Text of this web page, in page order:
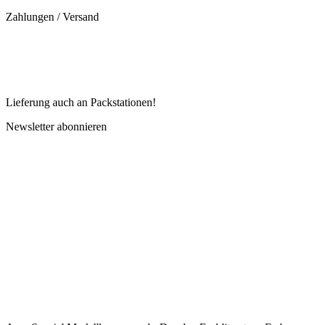
Zahlungen / Versand
Lieferung auch an Packstationen!
Newsletter abonnieren